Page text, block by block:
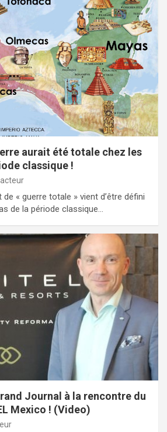
aurait été totale chez les
classique !
« guerre totale » vient d’être défini
de la période classique…
Journal à la rencontre du
Mexico ! (Video)